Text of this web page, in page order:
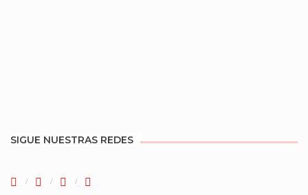
SIGUE NUESTRAS REDES